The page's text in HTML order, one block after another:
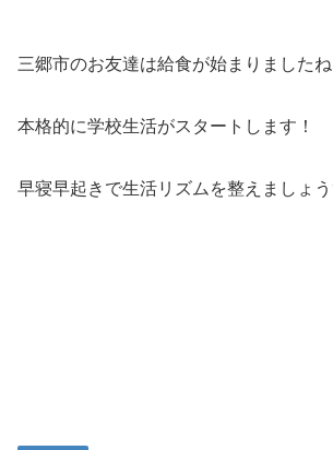
三郷市のお友達は給食が始まりましたね
本格的に学校生活がスタートします！
早寝早起きで生活リズムを整えましょう